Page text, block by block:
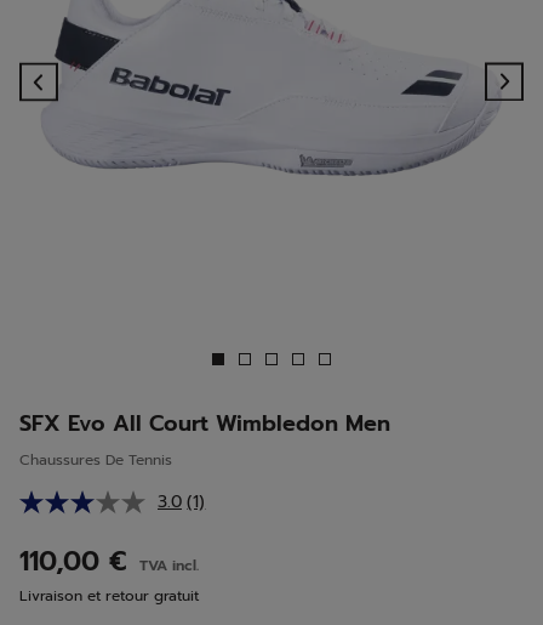
Previous
SFX Evo All Court Wimbledon Men
Chaussures De Tennis
3.0 Lire
Lien
sur
la
(1)
110,00 €
TVA incl.
Livraison et retour gratuit